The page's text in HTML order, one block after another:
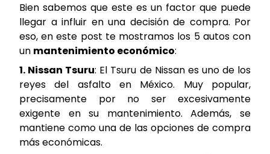
Bien sabemos que este es un factor que puede
llegar a influir en una decisión de compra. Por
eso, en este post te mostramos los 5 autos con
un mantenimiento económico:
1. Nissan Tsuru: El Tsuru de Nissan es uno de los
reyes del asfalto en México. Muy popular,
precisamente por no ser excesivamente
exigente en su mantenimiento. Además, se
mantiene como una de las opciones de compra
más económicas.